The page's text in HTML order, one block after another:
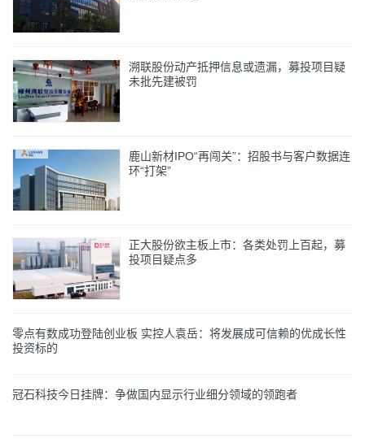
溯联股份动产抵押信息或遗漏，募投项目疑
未批先建被罚
鹿山新材IPO“再闯关”：招股书与客户数据连
环“打架”
正大股份欲主板上市：各类处罚上百起，募
投项目疑点多
零点有数成功登陆创业板 实控人袁岳：将发展成可信赖的优成长性
投资标的
冠石科技今日挂牌：争做国内显示行业细分领域的领跑者